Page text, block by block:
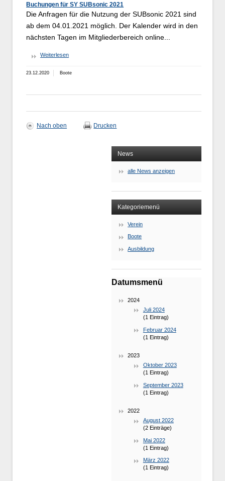
Buchungen für SY SUBsonic 2021
Die Anfragen für die Nutzung der SUBsonic 2021 sind
ab dem 04.01.2021 möglich. Der Kalender wird in den
nächsten Tagen im Mitgliederbereich online...
Weiterlesen
23.12.2020 Boote
Nach oben Drucken
News
alle News anzeigen
Kategoriemenü
Verein
Boote
Ausbildung
Datumsmenü
2024
Juli 2024
(1 Eintrag)
Februar 2024
(1 Eintrag)
2023
Oktober 2023
(1 Eintrag)
September 2023
(1 Eintrag)
2022
August 2022
(2 Einträge)
Mai 2022
(1 Eintrag)
März 2022
(1 Eintrag)